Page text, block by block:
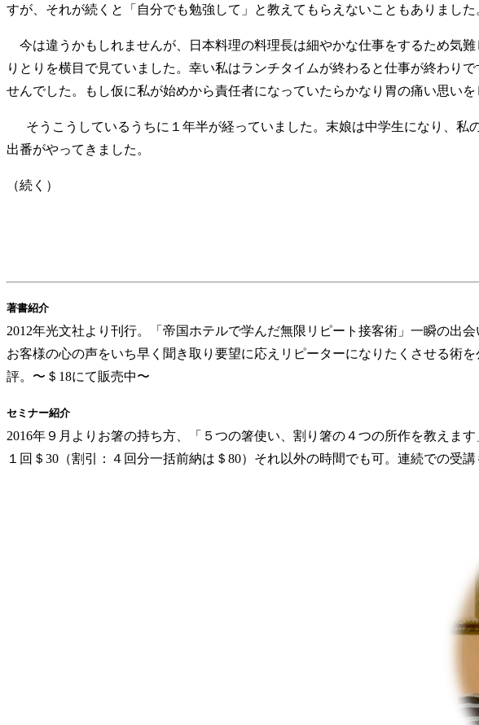
すが、それが続くと「自分でも勉強して」と教えてもらえないこともありまし
今は違うかもしれませんが、日本料理の料理長は細やかな仕事をするため気
りとりを横目で見ていました。幸い私はランチタイムが終わると仕事が終わり
せんでした。もし仮に私が始めから責任者になっていたらかなり胃の痛い思い
そうこうしているうちに１年半が経っていました。末娘は中学生になり、私
出番がやってきました。
（続く）
著書紹介
2012年光文社より刊行。「帝国ホテルで学んだ無限リピート接客術」一瞬の出
お客様の心の声をいち早く聞き取り要望に応えリピーターになりたくさせる術
評。〜＄18にて販売中〜
セミナー紹介
2016年９月よりお箸の持ち方、「５つの箸使い、割り箸の４つの所作を教えま
１回＄30（割引：４回分一括前納は＄80）それ以外の時間でも可。連続での受